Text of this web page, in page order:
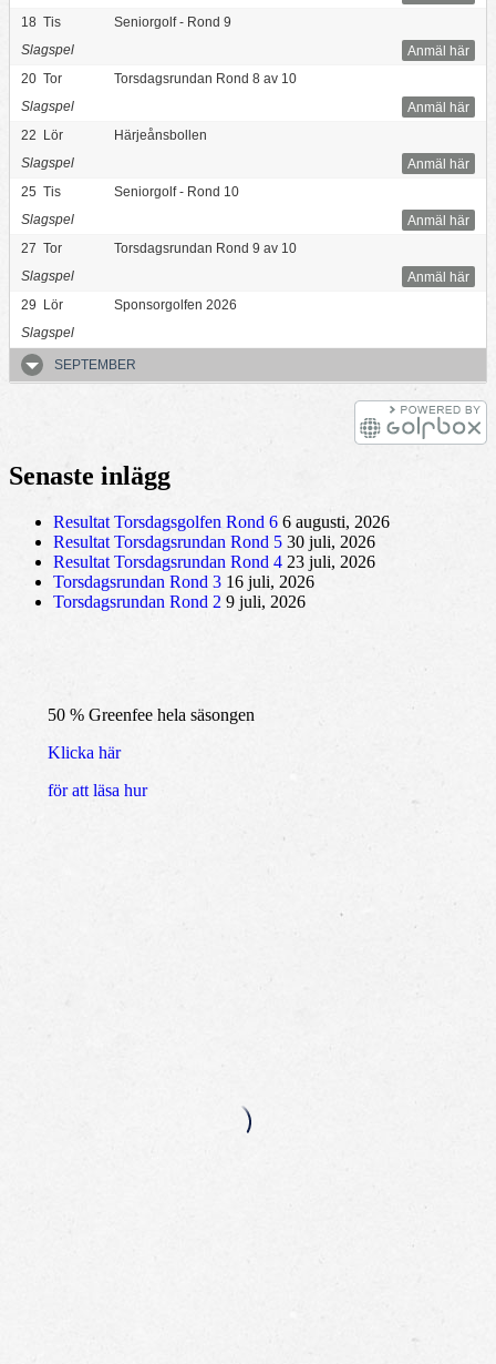
18 Tis
Seniorgolf - Rond 9
Anmäl här
Slagspel
20 Tor
Torsdagsrundan Rond 8 av 10
Anmäl här
Slagspel
22 Lör
Härjeånsbollen
Anmäl här
Slagspel
25 Tis
Seniorgolf - Rond 10
Anmäl här
Slagspel
27 Tor
Torsdagsrundan Rond 9 av 10
Anmäl här
Slagspel
29 Lör
Sponsorgolfen 2026
Slagspel
SEPTEMBER
Senaste inlägg
Resultat Torsdagsgolfen Rond 6 6 augusti, 2026
Resultat Torsdagsrundan Rond 5 30 juli, 2026
Resultat Torsdagsrundan Rond 4 23 juli, 2026
Torsdagsrundan Rond 3 16 juli, 2026
Torsdagsrundan Rond 2 9 juli, 2026
50 % Greenfee hela säsongen
Klicka här
för att läsa hur